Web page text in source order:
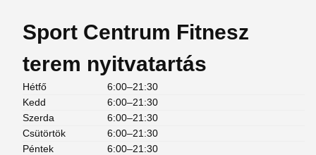
Sport Centrum Fitnesz
terem nyitvatartás
Hétfő
6:00–21:30
Kedd
6:00–21:30
Szerda
6:00–21:30
Csütörtök
6:00–21:30
Péntek
6:00–21:30